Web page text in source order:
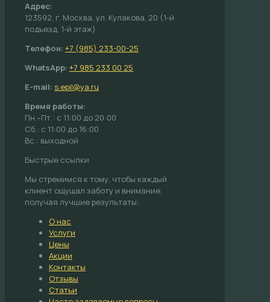
Адрес:
123592, г. Москва, ул. Кулакова, 20 (1-й
подъезд, 1-й этаж)
Телефон: +7 (985) 233-00-25
WhatsApp: +7 985 233 00 25
E-mail: s.epil@ya.ru
Время работы:
Пн.–Пт.: с 11:00 до 20:00
Сб.: с 11:00 до 16:00
Вс.: выходной
Быстрые ссылки
Мы стремимся к тому, чтобы каждый
клиент ощущал заботу и внимание,
получая лучшие результаты:
О нас
Услуги
Цены
Акции
Контакты
Отзывы
Статьи